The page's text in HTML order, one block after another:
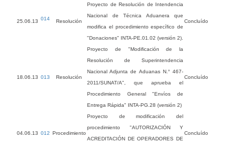
25.06.13 014 Resolución
Proyecto de Resolución de Intendencia
Nacional de Técnica Aduanera que
modifica el procedimiento específico de
"Donaciones" INTA-PE.01.02 (versión 2).
Concluído
18.06.13 013 Resolución
Proyecto de "Modificación de la
Resolución de Superintendencia
Nacional Adjunta de Aduanas N.° 467-
2011/SUNAT/A", que aprueba el
Procedimiento General "Envíos de
Entrega Rápida" INTA-PG.28 (versión 2)
Concluído
04.06.13 012 Procedimiento
Proyecto de modificación del
procedimiento "AUTORIZACIÓN Y
ACREDITACIÓN DE OPERADORES DE
Concluído